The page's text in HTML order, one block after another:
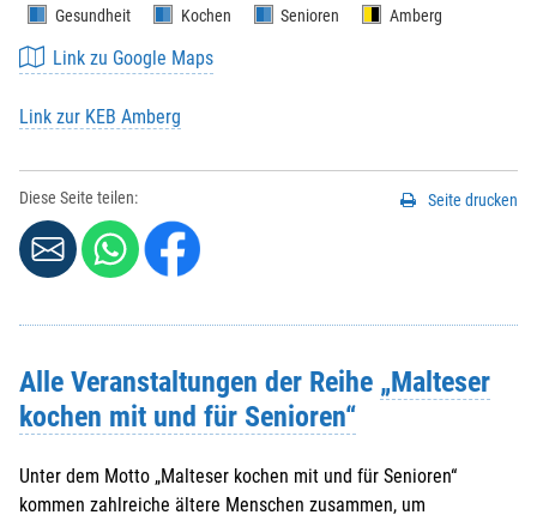
Gesundheit Kochen Senioren Amberg
Link zu Google Maps
Link zur KEB Amberg
Diese Seite teilen: Seite drucken
Alle Veranstaltungen der Reihe „Malteser
kochen mit und für Senioren“
Unter dem Motto „Malteser kochen mit und für Senioren“
kommen zahlreiche ältere Menschen zusammen, um